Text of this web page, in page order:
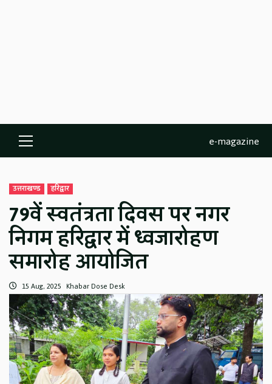
Primary
Menu
e-magazine
उत्तराखण्ड हरिद्वार
79वें स्वतंत्रता दिवस पर नगर
निगम हरिद्वार में ध्वजारोहण
समारोह आयोजित
15 Aug, 2025 Khabar Dose Desk